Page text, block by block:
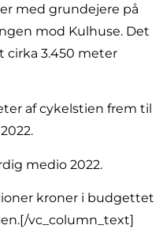
med grundejere på
mod Kulhuse. Det
cirka 3.450 meter
af cykelstien frem til
medio 2022.
kroner i budgettet
vc_column_text]